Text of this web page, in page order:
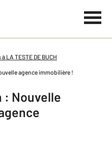
LA TESTE DE BUCH
agence immobilière !
: Nouvelle